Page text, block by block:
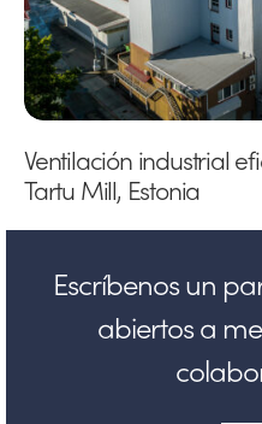
Ventilación industrial
Tartu Mill, Estonia
Escríbenos un
abiertos a